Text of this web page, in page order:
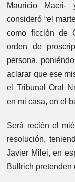
Mauricio Macri-
consideró “el
como ficción de
orden de
persona,
aclarar que ese
el Tribunal Oral
en mi casa, en el
Será recién el
resolución,
Javier Milei, en
Bullrich pretenden